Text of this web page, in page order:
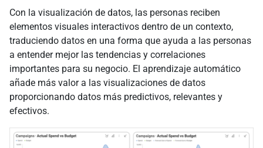
Con la visualización de datos, las personas reciben
elementos visuales interactivos dentro de un contexto,
traduciendo datos en una forma que ayuda a las personas
a entender mejor las tendencias y correlaciones
importantes para su negocio. El aprendizaje automático
añade más valor a las visualizaciones de datos
proporcionando datos más predictivos, relevantes y
efectivos.